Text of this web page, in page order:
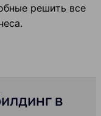
решить все
в